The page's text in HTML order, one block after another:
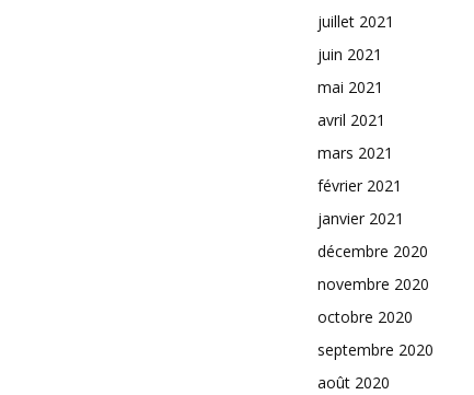
juillet 2021
juin 2021
mai 2021
avril 2021
mars 2021
février 2021
janvier 2021
décembre 2020
novembre 2020
octobre 2020
septembre 2020
août 2020